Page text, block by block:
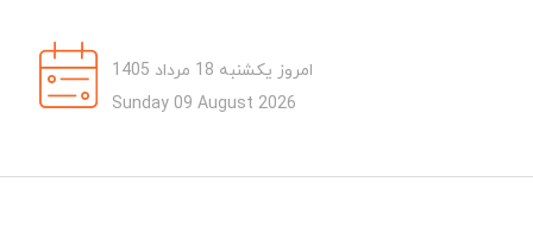
امروز یکشنبه 18 مرداد 1405
Sunday 09 August 2026